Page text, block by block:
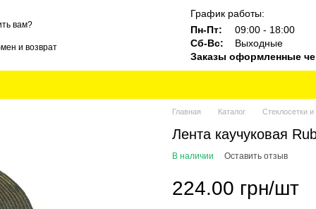
вам?
и возврат
График работы:
Пн-Пт:
09:00 - 18:00
Сб-Вс:
Выходные
Заказы оформленные
Главная Каталог Стеклосетки
Лента каучуковая
В наличии Оставить отзыв
224.00 грн/шт